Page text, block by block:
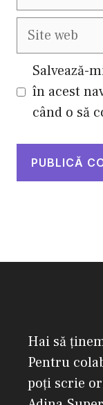
Site
web
Salvează-
în acest
când o să
Hai să
Pentru
poți scrie